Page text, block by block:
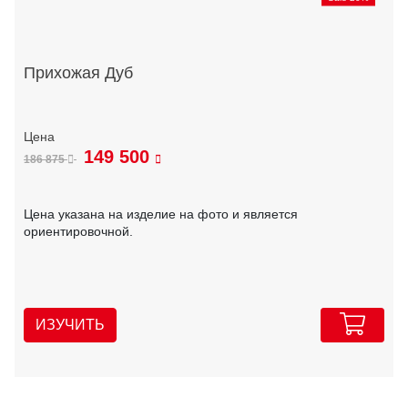
Прихожая Дуб
186 875 149 500
Цена указана на изделие на фото и является
ориентировочной.
ИЗУЧИТЬ